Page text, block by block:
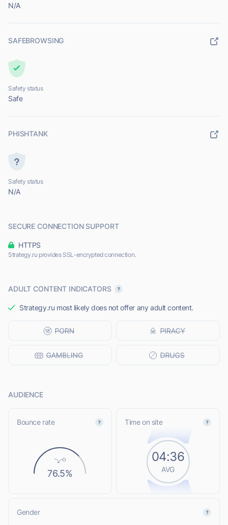
N/A
SAFEBROWSING
Safety status
Safe
PHISHTANK
Safety status
N/A
SECURE CONNECTION SUPPORT
HTTPS
Strategy.ru provides SSL-encrypted connection.
ADULT CONTENT INDICATORS
Strategy.ru most likely does not offer any adult content.
AUDIENCE
Bounce rate
76.5%
Time on site
04:36
AVG
Gender